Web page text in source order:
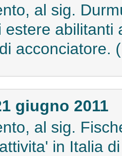
al sig.
estere abilitanti
acconciatore.
giugno 2011
al sig.
in Italia